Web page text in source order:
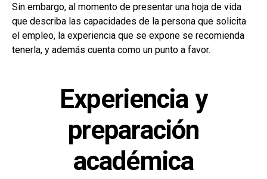
Sin embargo, al momento de presentar una hoja de vida
que describa las capacidades de la persona que solicita
el empleo, la experiencia que se expone se recomienda
tenerla, y además cuenta como un punto a favor.
Experiencia y
preparación
académica